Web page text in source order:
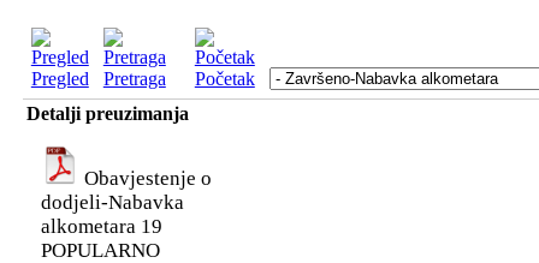
Pregled Pretraga
Početak
Detalji preuzimanja
Obavjestenje o
dodjeli-Nabavka
alkometara 19
POPULARNO